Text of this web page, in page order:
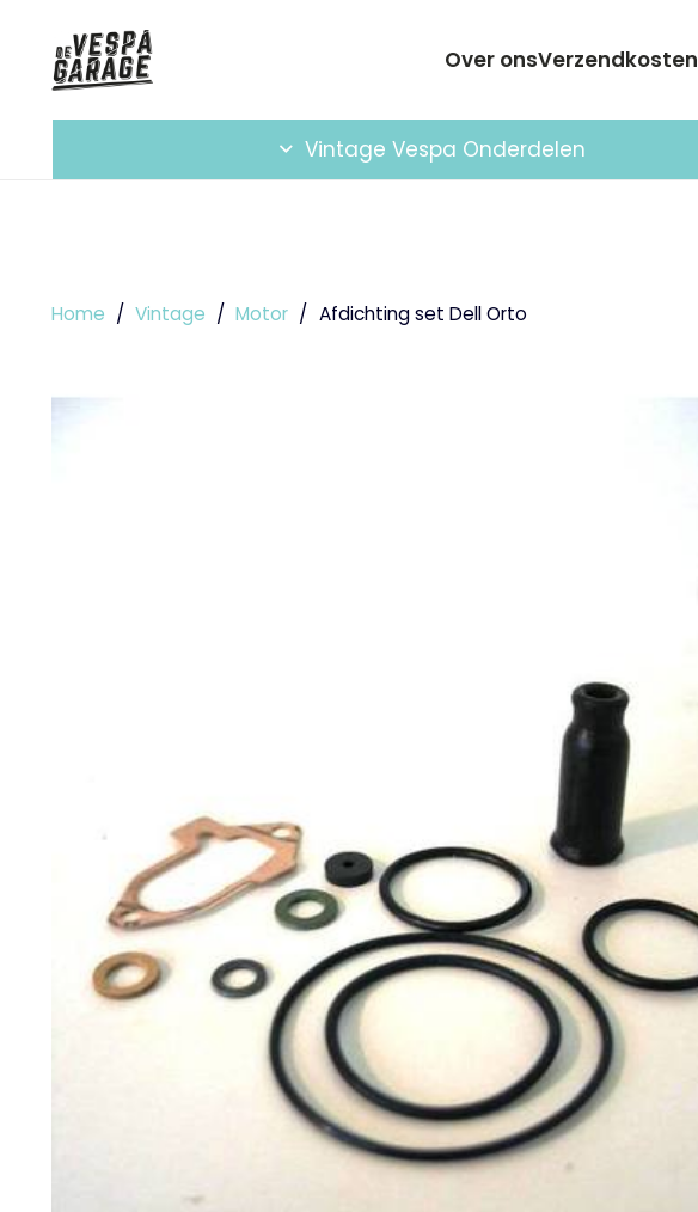
Over onsVerzendkosten
Vintage Vespa Onderdelen
Home / Vintage / Motor / Afdichting set Dell Orto